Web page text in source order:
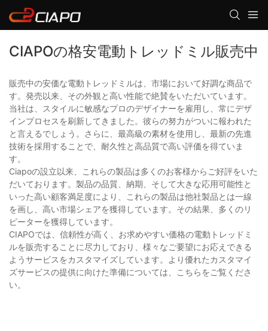
CIAPOの格安電動トレッドミル販売中
販売中の安価な電動トレッドミルは、市場において好調な商品で
す。発売以来、その外観と高い性能で絶賛をいただいています。
当社は、スタイルに敏感なプロのデザイナーを雇用し、常にデザ
インプロセスを刷新してきました。彼らの努力がついに報われた
と言えるでしょう。さらに、最高級の素材を使用し、最新の先進
技術を採用することで、耐久性と高品質で高い評価を得ていま
す。
Ciapoの設立以来、これらの製品は多くのお客様からご好評をいた
だいております。製品の品質、納期、そして大きな応用可能性と
いった高い顧客満足度により、これらの製品は他社製品とは一線
を画し、高い市場シェアを獲得しています。その結果、多くのリ
ピーターを獲得しています。
CIAPOでは、信頼性が高く、お求めやすい価格の電動トレッドミ
ルを販売することに尽力しており、様々なご要望にお応えできる
ようサービスをカスタマイズしています。より優れたカスタマイ
ズサービスの提供に向けた準備については、こちらをご覧くださ
い。